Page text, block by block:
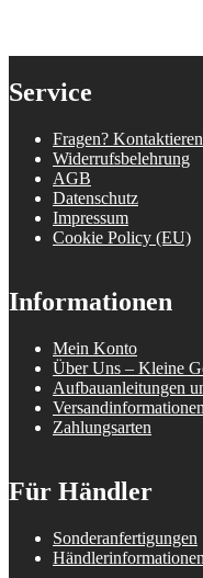
Service
Fragen?
Widerrufsbelehrung
AGB
Datenschutz
Impressum
Cookie Policy (EU)
Informationen
Mein Konto
Über Uns – Kleine
Aufbauanleitungen
Versandinformationen
Zahlungsarten
Für Händler
Sonderanfertigungen
Händlerinformationen